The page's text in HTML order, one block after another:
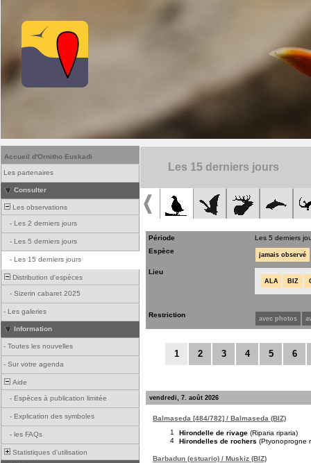
Accueil d'Ornitho Euskadi
Les partenaires
Consulter
Les observations
- Les 2 derniers jours
- Les 5 derniers jours
- Les 15 derniers jours
Distribution d'espèces
- Sizerin cabaret 2025
- Les galeries
Information
- Toutes les nouvelles
- Sur votre agenda
Aide
- Espèces à publication limitée
- Explication des symboles
- les FAQs
Statistiques d'utilisation
Les 15 derniers jours
Période
Les 5 derniers
Espèce
jamais observé
Lieu
ALA BIZ
Restriction avec photos
1 2 3 4 5 6
vendredi, 7. août 2026
Balmaseda [484/782] / Balmaseda (BIZ)
1
Hirondelle de rivage (Riparia riparia)
4
Hirondelles de rochers (Ptyonoprogne
Barbadun (estuario) / Muskiz (BIZ)